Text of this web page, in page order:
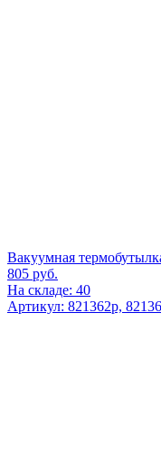
Вакуумная
805 руб.
На складе: 40
Артикул: 821362p,